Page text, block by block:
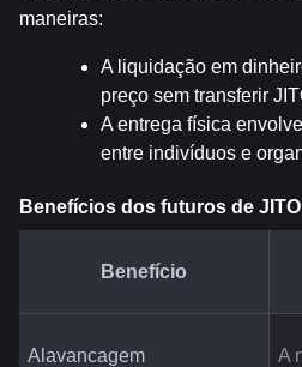
maneiras:
A liquidação em
preço sem transferir
A entrega física
entre indivíduos e
Benefícios dos futuros de JITO
Benefício
Alavancagem
A